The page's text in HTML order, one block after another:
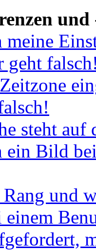
und
geht
steht
Bild
und
einem